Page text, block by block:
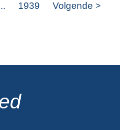
1939 Volgende >